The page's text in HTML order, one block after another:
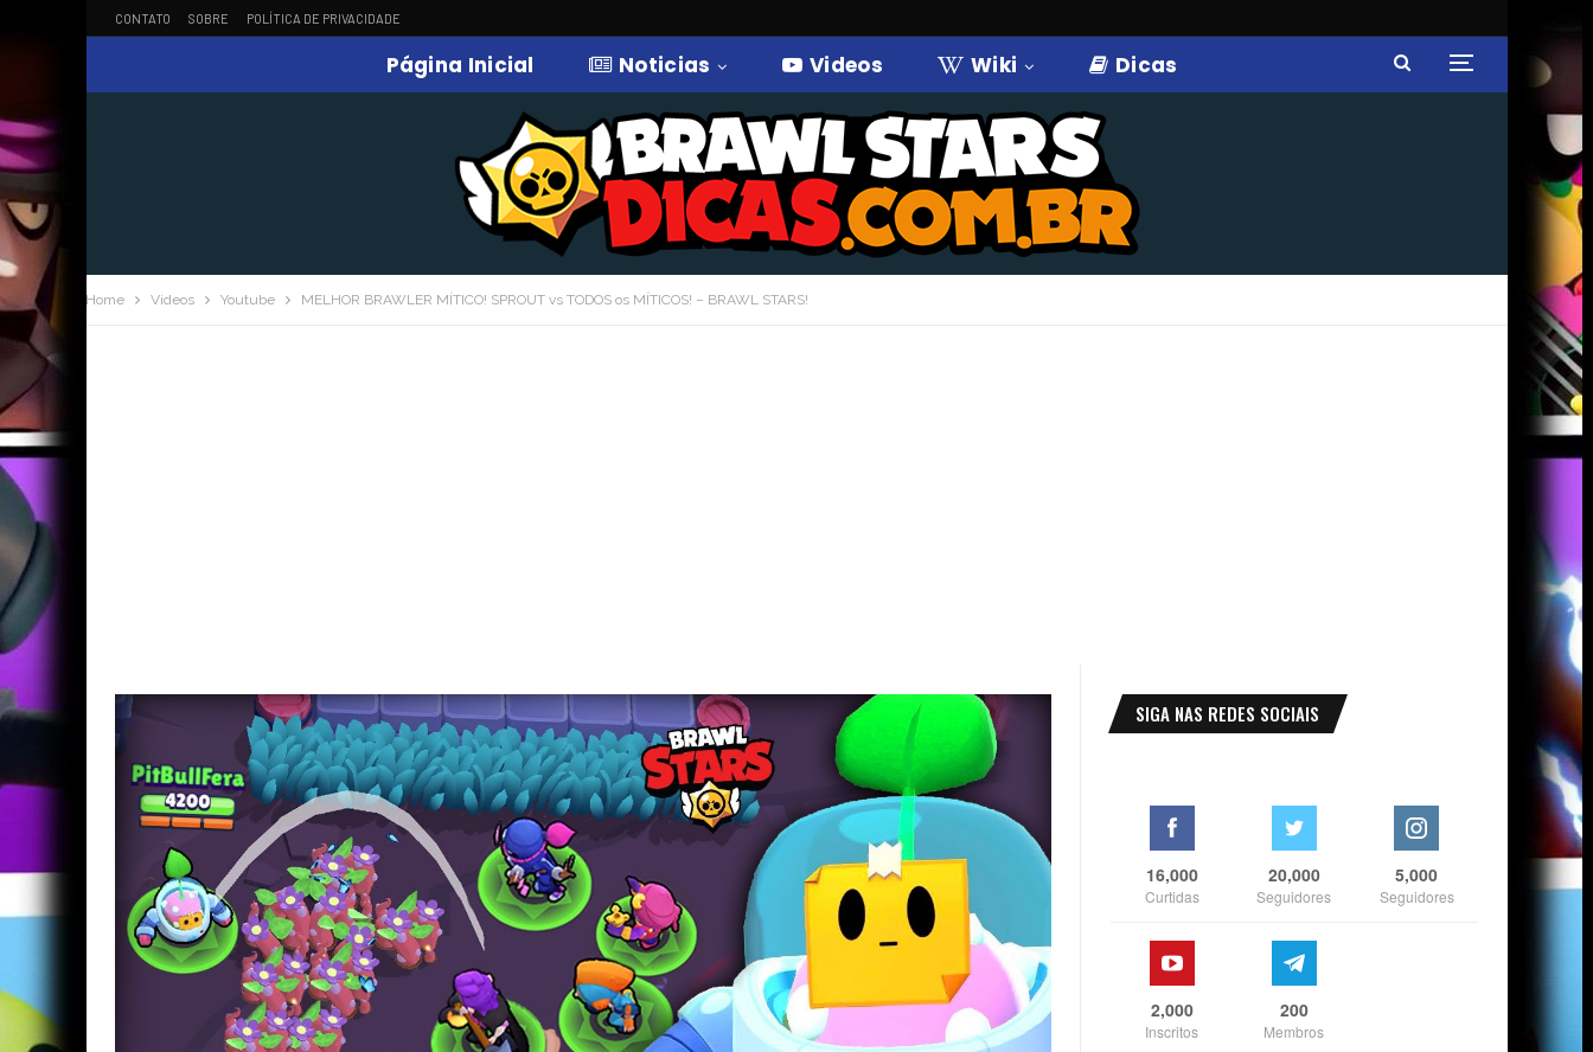
CONTATO SOBRE POLÍTICA DE PRIVACIDADE
Página Inicial Noticias Videos Wiki Dicas
Home Videos Youtube MELHOR BRAWLER MÍTICO! SPROUT vs TODOS os MÍTICOS! – BRAWL STARS!
SIGA NAS REDES SOCIAIS
16,000
Curtidas
20,000
Seguidores
5,000
Seguidores
2,000
Inscritos
200
Membros